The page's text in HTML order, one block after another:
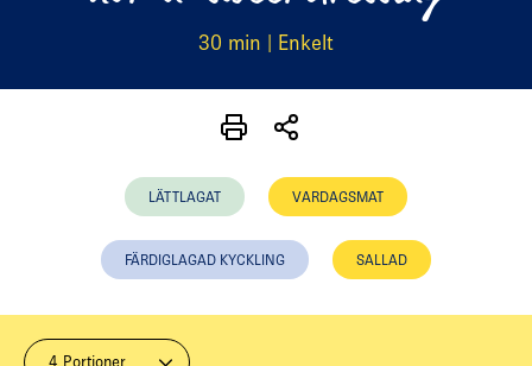
30 min | Enkelt
LÄTTLAGAT VARDAGSMAT
FÄRDIGLAGAD KYCKLING SALLAD
4 Portioner